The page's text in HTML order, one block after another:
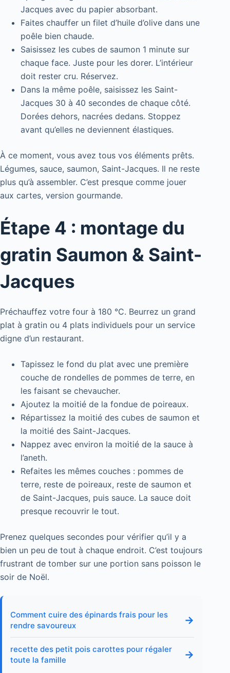
Jacques avec du papier absorbant.
Faites chauffer un filet d’huile d’olive dans une
poêle bien chaude.
Saisissez les cubes de saumon 1 minute sur
chaque face. Juste pour les dorer. L’intérieur
doit rester cru. Réservez.
Dans la même poêle, saisissez les Saint-
Jacques 30 à 40 secondes de chaque côté.
Dorées dehors, nacrées dedans. Stoppez
avant qu’elles ne deviennent élastiques.
À ce moment, vous avez tous vos éléments prêts.
Légumes, sauce, saumon, Saint-Jacques. Il ne reste
plus qu’à assembler. C’est presque comme jouer
aux cartes, version gourmande.
Étape 4 : montage du
gratin Saumon & Saint-
Jacques
Préchauffez votre four à 180 °C. Beurrez un grand
plat à gratin ou 4 plats individuels pour un service
digne d’un restaurant.
Tapissez le fond du plat avec une première
couche de rondelles de pommes de terre, en
les faisant se chevaucher.
Ajoutez la moitié de la fondue de poireaux.
Répartissez la moitié des cubes de saumon et
la moitié des Saint-Jacques.
Nappez avec environ la moitié de la sauce à
l’aneth.
Refaites les mêmes couches : pommes de
terre, reste de poireaux, reste de saumon et
de Saint-Jacques, puis sauce. La sauce doit
presque recouvrir le tout.
Prenez quelques secondes pour vérifier qu’il y a
bien un peu de tout à chaque endroit. C’est toujours
frustrant de tomber sur une portion sans poisson le
soir de Noël.
Comment cuire des épinards frais pour les
rendre savoureux
→
recette des petit pois carottes pour régaler
toute la famille
→